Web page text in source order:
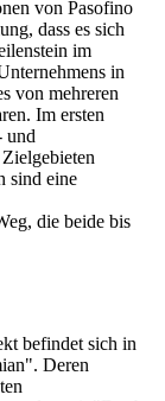
von Pasofino
dass es sich
im
in
von mehreren
Im ersten
und
sind eine
die beide bis
befindet sich in
Deren